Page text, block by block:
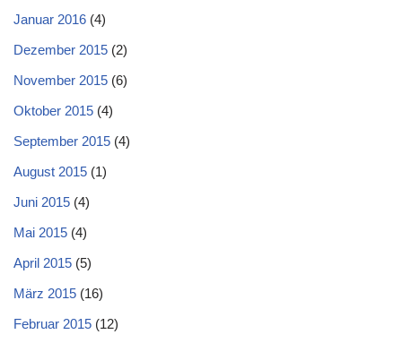
Januar 2016 (4)
Dezember 2015 (2)
November 2015 (6)
Oktober 2015 (4)
September 2015 (4)
August 2015 (1)
Juni 2015 (4)
Mai 2015 (4)
April 2015 (5)
März 2015 (16)
Februar 2015 (12)